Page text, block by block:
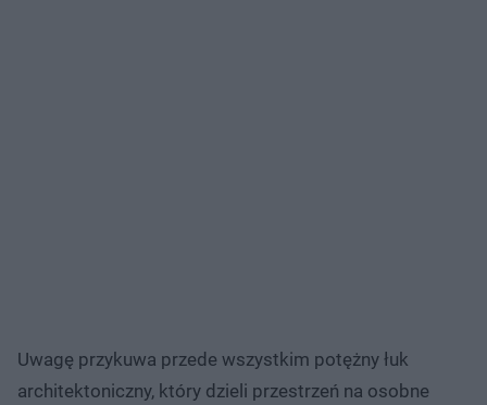
Uwagę przykuwa przede wszystkim potężny łuk
architektoniczny, który dzieli przestrzeń na osobne